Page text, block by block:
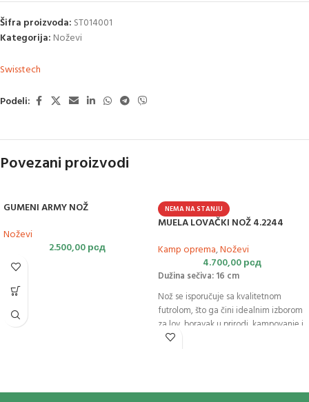
Šifra proizvoda: ST014001
Kategorija: Noževi
Swisstech
Podeli:
Povezani proizvodi
GUMENI ARMY NOŽ
Noževi
2.500,00рсд
NEMA NA STANJU
MUELA LOVAČKI NOŽ 4.2244
Kamp oprema,Noževi
4.700,00рсд
Dužina sečiva: 16 cm
Nož se isporučuje sa kvalitetnom
futrolom, što ga čini idealnim izborom
za lov, boravak u prirodi, kampovanje i
sve outdoor aktivnosti.